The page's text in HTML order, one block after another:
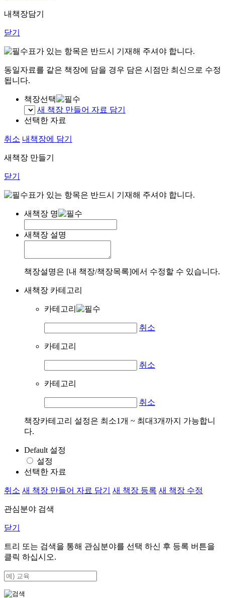
내책장담기
닫기
표가 있는 항목은 반드시 기재해 주셔야 합니다.
동일자료를 같은 책장에 담을 경우 담은 시점만 최신으로 수정
됩니다.
책장선택
새 책장 만들어 자료 담기
선택한 자료
취소 내책장에 담기
새책장 만들기
닫기
표가 있는 항목은 반드시 기재해 주셔야 합니다.
새책장 명
새책장 설명
책장설명은 [내 책장/책장목록]에서 수정할 수 있습니다.
새책장 카테고리
카테고리
취소
카테고리
취소
카테고리
취소
책장카테고리 설정은 최소1개 ~ 최대3개까지 가능합니
다.
Default 설정
설정
선택한 자료
취소 새 책장 만들어 자료 담기 새 책장 등록 새 책장 수정
관심분야 검색
닫기
트리 또는 검색을 통해 관심분야를 선택 하신 후 등록 버튼을
클릭 하십시오.